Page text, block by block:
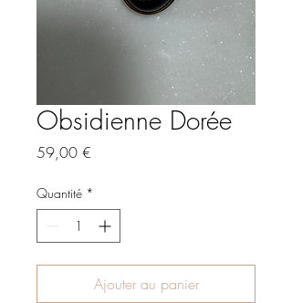
Obsidienne Dorée
59,00 €
Quantité *
Ajouter au panier